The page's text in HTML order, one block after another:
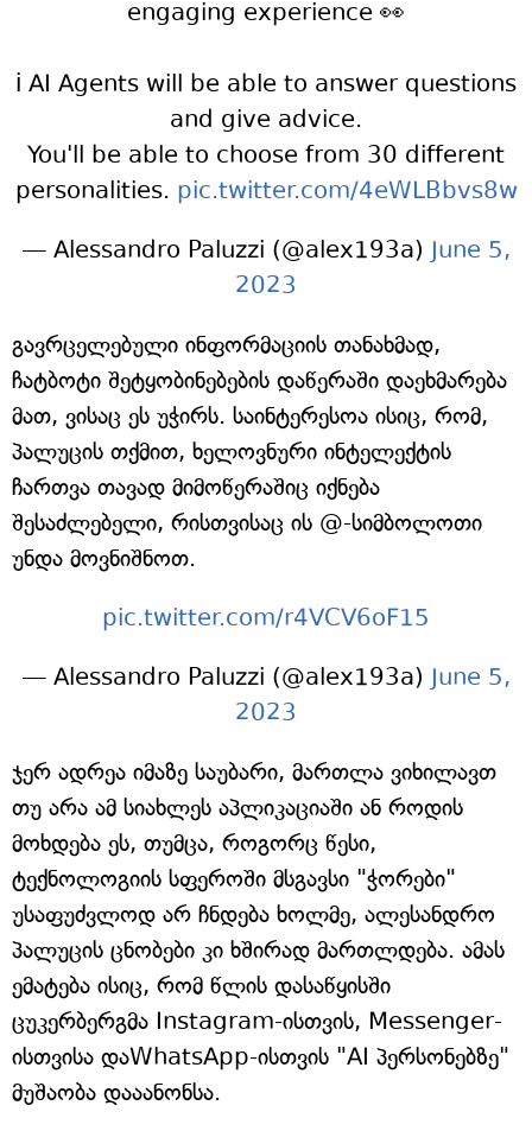
engaging experience 👀
ℹ️ AI Agents will be able to answer questions
and give advice.
You'll be able to choose from 30 different
personalities. pic.twitter.com/4eWLBbvs8w
— Alessandro Paluzzi (@alex193a) June 5,
2023
გავრცელებული ინფორმაციის თანახმად,
ჩატბოტი შეტყობინებების დაწერაში დაეხმარება
მათ, ვისაც ეს უჭირს. საინტერესოა ისიც, რომ,
პალუცის თქმით, ხელოვნური ინტელექტის
ჩართვა თავად მიმოწერაშიც იქნება
შესაძლებელი, რისთვისაც ის @-სიმბოლოთი
უნდა მოვნიშნოთ.
pic.twitter.com/r4VCV6oF15
— Alessandro Paluzzi (@alex193a) June 5,
2023
ჯერ ადრეა იმაზე საუბარი, მართლა ვიხილავთ
თუ არა ამ სიახლეს აპლიკაციაში ან როდის
მოხდება ეს, თუმცა, როგორც წესი,
ტექნოლოგიის სფეროში მსგავსი "ჭორები"
უსაფუძვლოდ არ ჩნდება ხოლმე, ალესანდრო
პალუცის ცნობები კი ხშირად მართლდება. ამას
ემატება ისიც, რომ წლის დასაწყისში
ცუკერბერგმა Instagram-ისთვის, Messenger-
ისთვისა დაWhatsApp-ისთვის "AI პერსონებზე"
მუშაობა დააანონსა.